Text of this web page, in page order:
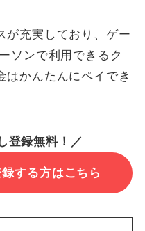
が充実しており、ゲー
ソンで利用できるク
はかんたんにペイでき
登録無料！／
する方はこちら